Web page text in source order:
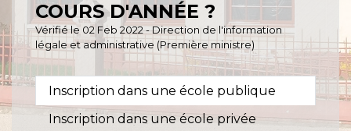
COURS D'ANNÉE ?
Vérifié le 02 Feb 2022 - Direction de l'information
légale et administrative (Première ministre)
Inscription dans une école publique
Inscription dans une école privée